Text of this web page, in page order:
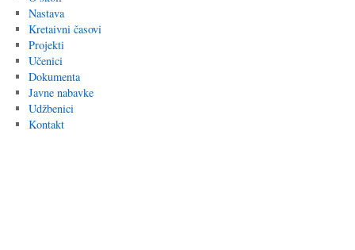
Nastava
Kretaivni časovi
Projekti
Učenici
Dokumenta
Javne nabavke
Udžbenici
Kontakt